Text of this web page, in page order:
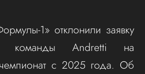
1» отклонили заявку
команды Andretti на
с 2025 года. Об